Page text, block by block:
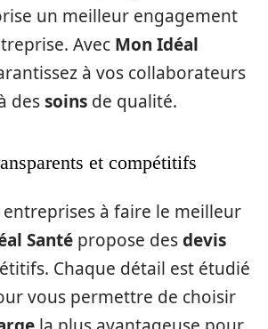
un meilleur engagement
Avec Mon Idéal
à vos collaborateurs
dessoins de qualité.
et compétitifs
à faire le meilleur
Santé propose desdevis
Chaque détail est étudié
vous permettre de choisir